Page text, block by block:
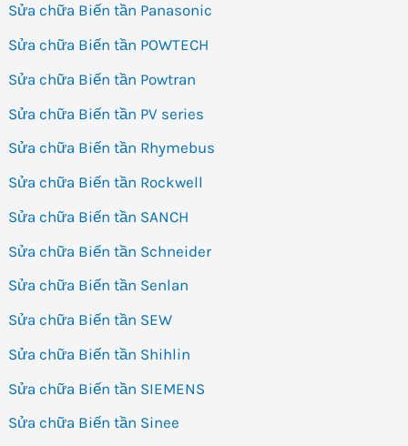
Sửa chữa Biến tần Panasonic
Sửa chữa Biến tần POWTECH
Sửa chữa Biến tần Powtran
Sửa chữa Biến tần PV series
Sửa chữa Biến tần Rhymebus
Sửa chữa Biến tần Rockwell
Sửa chữa Biến tần SANCH
Sửa chữa Biến tần Schneider
Sửa chữa Biến tần Senlan
Sửa chữa Biến tần SEW
Sửa chữa Biến tần Shihlin
Sửa chữa Biến tần SIEMENS
Sửa chữa Biến tần Sinee